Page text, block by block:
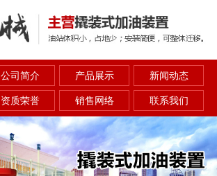
公司简介 产品展示 新闻动态
资质荣誉 销售网络 联系我们